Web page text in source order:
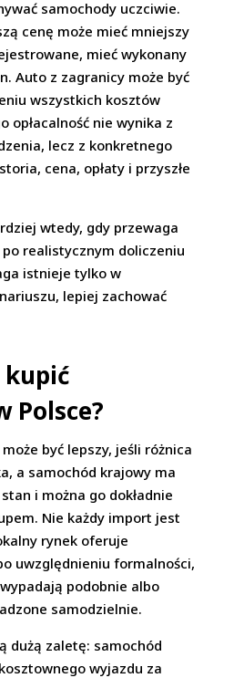
samochody uczciwie.
cenę może mieć mniejszy
mieć wykonany
Auto z zagranicy może być
wszystkich kosztów
opłacalność nie wynika z
lecz z konkretnego
cena, opłaty i przyszłe
wtedy, gdy przewaga
realistycznym doliczeniu
istnieje tylko w
lepiej zachować
kupić
Polsce?
być lepszy, jeśli różnica
a samochód krajowy ma
i można go dokładnie
Nie każdy import jest
rynek oferuje
uwzględnieniu formalności,
podobnie albo
samodzielnie.
dużą zaletę: samochód
wyjazdu za